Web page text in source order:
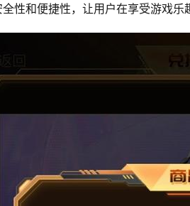
性和便捷性，让用户在享受游戏乐